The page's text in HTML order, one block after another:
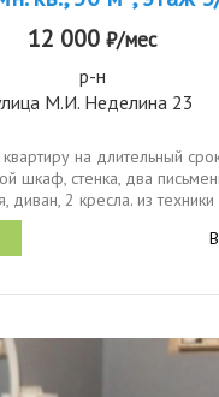
12 000 ₽/мес
р-н
М.И. Неделина 23
на длительный
шкаф, стенка, два
диван, 2 кресла. из
чайник и утюг,